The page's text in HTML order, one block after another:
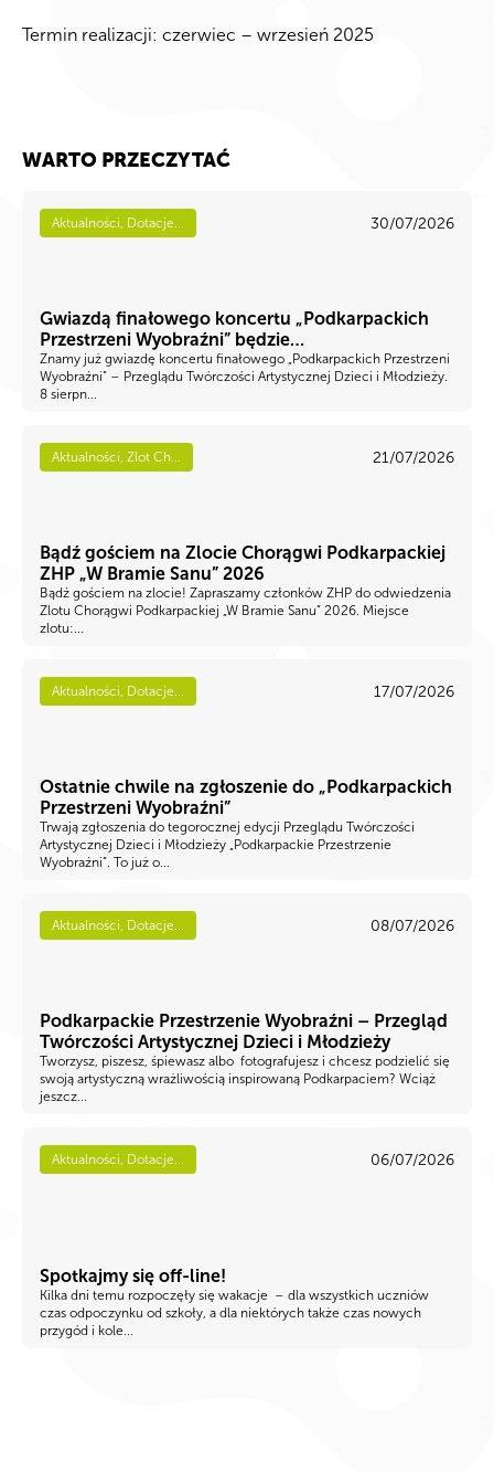
Termin realizacji: czerwiec – wrzesień 2025
WARTO PRZECZYTAĆ
Aktualności, Dotacje... 30/07/2026
Gwiazdą finałowego koncertu „Podkarpackich
Przestrzeni Wyobraźni” będzie…
Znamy już gwiazdę koncertu finałowego „Podkarpackich Przestrzeni
Wyobraźni” – Przeglądu Twórczości Artystycznej Dzieci i Młodzieży.
8 sierpn...
Aktualności, Zlot Ch... 21/07/2026
Bądź gościem na Zlocie Chorągwi Podkarpackiej
ZHP „W Bramie Sanu” 2026
Bądź gościem na zlocie! Zapraszamy członków ZHP do odwiedzenia
Zlotu Chorągwi Podkarpackiej „W Bramie Sanu” 2026. Miejsce
zlotu:...
Aktualności, Dotacje... 17/07/2026
Ostatnie chwile na zgłoszenie do „Podkarpackich
Przestrzeni Wyobraźni”
Trwają zgłoszenia do tegorocznej edycji Przeglądu Twórczości
Artystycznej Dzieci i Młodzieży „Podkarpackie Przestrzenie
Wyobraźni”. To już o...
Aktualności, Dotacje... 08/07/2026
Podkarpackie Przestrzenie Wyobraźni – Przegląd
Twórczości Artystycznej Dzieci i Młodzieży
Tworzysz, piszesz, śpiewasz albo fotografujesz i chcesz podzielić się
swoją artystyczną wrażliwością inspirowaną Podkarpaciem? Wciąż
jeszcz...
Aktualności, Dotacje... 06/07/2026
Spotkajmy się off-line!
Kilka dni temu rozpoczęły się wakacje – dla wszystkich uczniów
czas odpoczynku od szkoły, a dla niektórych także czas nowych
przygód i kole...